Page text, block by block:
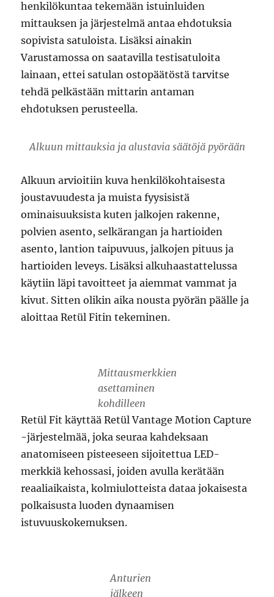
henkilökuntaa tekemään istuinluiden
mittauksen ja järjestelmä antaa ehdotuksia
sopivista satuloista. Lisäksi ainakin
Varustamossa on saatavilla testisatuloita
lainaan, ettei satulan ostopäätöstä tarvitse
tehdä pelkästään mittarin antaman
ehdotuksen perusteella.
Alkuun mittauksia ja alustavia säätöjä pyörään
Alkuun arvioitiin kuva henkilökohtaisesta
joustavuudesta ja muista fyysisistä
ominaisuuksista kuten jalkojen rakenne,
polvien asento, selkärangan ja hartioiden
asento, lantion taipuvuus, jalkojen pituus ja
hartioiden leveys. Lisäksi alkuhaastattelussa
käytiin läpi tavoitteet ja aiemmat vammat ja
kivut. Sitten olikin aika nousta pyörän päälle ja
aloittaa Retül Fitin tekeminen.
Mittausmerkkien
asettaminen
kohdilleen
Retül Fit käyttää Retül Vantage Motion Capture
-järjestelmää, joka seuraa kahdeksaan
anatomiseen pisteeseen sijoitettua LED-
merkkiä kehossasi, joiden avulla kerätään
reaaliaikaista, kolmiulotteista dataa jokaisesta
polkaisusta luoden dynaamisen
istuvuuskokemuksen.
Anturien
jälkeen